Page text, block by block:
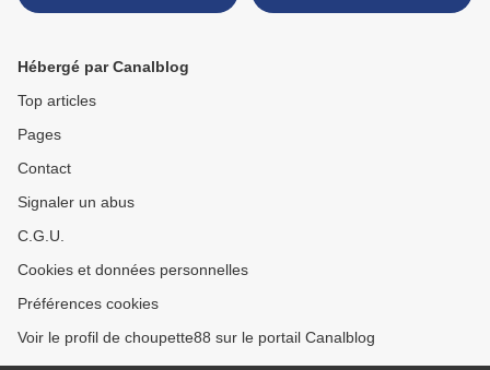
>
Hébergé par Canalblog
Top articles
Pages
Contact
Signaler un abus
C.G.U.
Cookies et données personnelles
Préférences cookies
Voir le profil de choupette88 sur le portail Canalblog